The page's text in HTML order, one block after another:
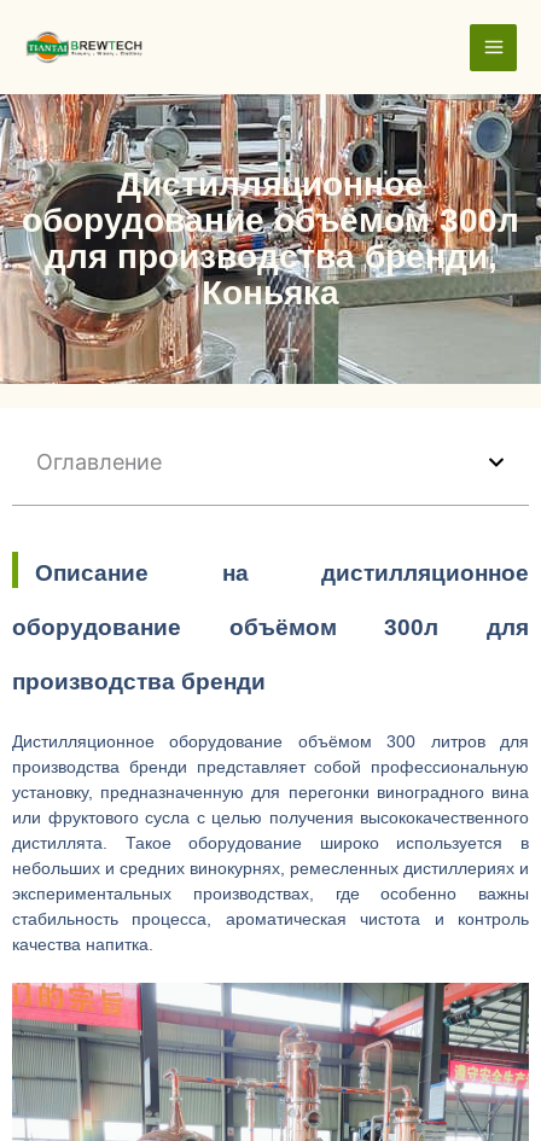
容
Дистилляционное
оборудование объёмом 300л
для производства бренди,
Коньяка
Оглавление
Описание на дистилляционное
оборудование объёмом 300л для
производства бренди
Дистилляционное оборудование объёмом 300 литров для
производства бренди представляет собой профессиональную
установку, предназначенную для перегонки виноградного вина
или фруктового сусла с целью получения высококачественного
дистиллята. Такое оборудование широко используется в
небольших и средних винокурнях, ремесленных дистиллериях и
экспериментальных производствах, где особенно важны
стабильность процесса, ароматическая чистота и контроль
качества напитка.